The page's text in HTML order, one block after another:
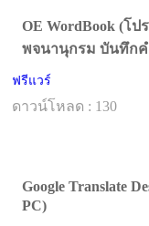
OE WordBook (โป
พจนานุกรม บันทึก
ฟรีแวร์
ดาวน์โหลด : 130
Google Translate
PC)